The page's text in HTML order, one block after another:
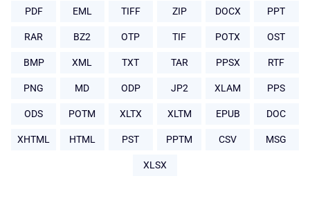
PDF EML TIFF ZIP DOCX PPT
RAR BZ2 OTP TIF POTX OST
BMP XML TXT TAR PPSX RTF
PNG MD ODP JP2 XLAM PPS
ODS POTM XLTX XLTM EPUB DOC
XHTML HTML PST PPTM CSV MSG
XLSX